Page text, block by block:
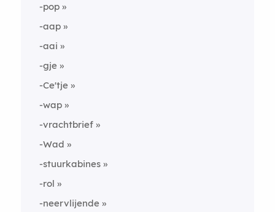
-pop
-aap
-aai
-gje
-Ce'tje
-wap
-vrachtbrief
-Wad
-stuurkabines
-rol
-neervlijende